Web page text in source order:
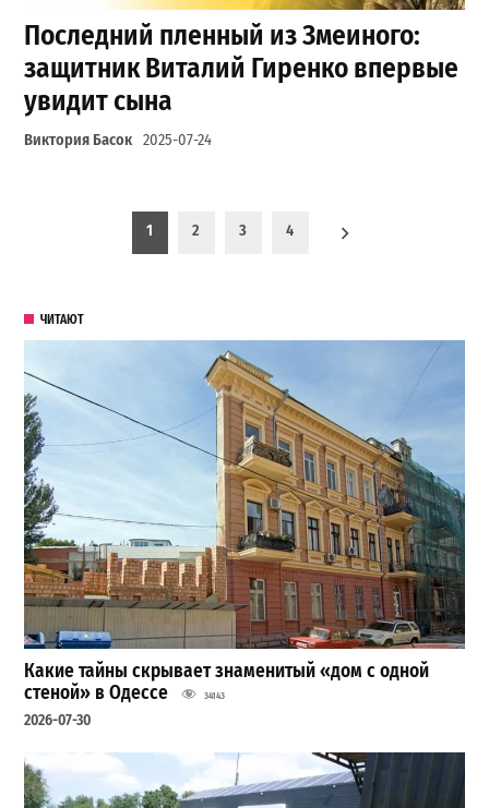
Последний пленный из Змеиного:
защитник Виталий Гиренко впервые
увидит сына
Виктория Басок 2025-07-24
Пагинация записей
1 2 3 4
ЧИТАЮТ
Какие тайны скрывает знаменитый «дом с одной
стеной» в Одессе
34143
2026-07-30